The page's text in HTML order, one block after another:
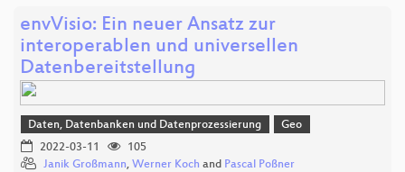
envVisio: Ein neuer Ansatz zur
interoperablen und universellen
Datenbereitstellung
Daten, Datenbanken und Datenprozessierung
Geo
2022-03-11
105
Janik Großmann, Werner Koch and Pascal Poßner